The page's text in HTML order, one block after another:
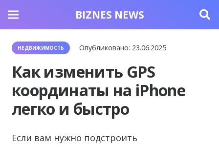
BIZNES NEWS
НЕДВИЖИМОСТЬ Опубликовано: 23.06.2025
Как изменить GPS
координаты на iPhone
легко и быстро
Если вам нужно подстроить